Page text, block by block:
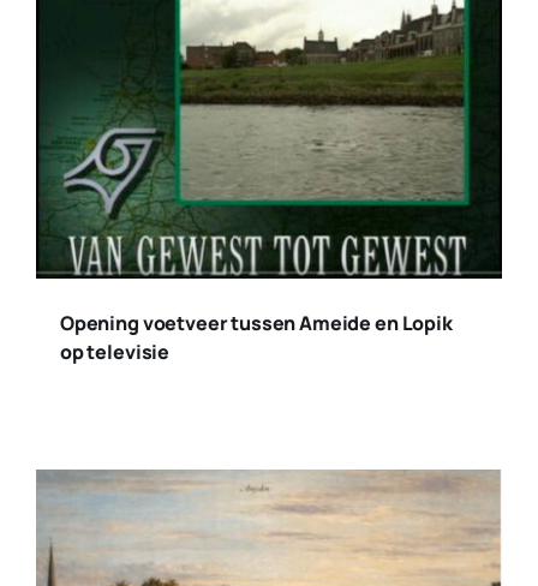
Opening voetveer tussen Ameide en Lopik
op televisie